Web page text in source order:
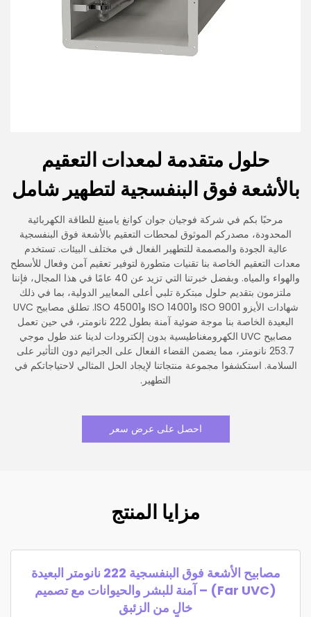
حلول متقدمة لمعدات التعقيم
بالأشعة فوق البنفسجية لتطهير شامل
مرحبًا بكم في شركة فوجيان جوان كوانغ يامينغ للطاقة الكهربائية
المحدودة، مصدركم الموثوق لمحطات التعقيم بالأشعة فوق البنفسجية
عالية الجودة والمصممة للتطهير الفعال في مختلف البيئات. تستخدم
معدات التعقيم الخاصة بنا تقنيات متطورة لتوفير تعقيم آمن وفعال للأسطح
والهواء والمياه. وبفضل خبرتنا التي تزيد عن 40 عامًا في هذا المجال، فإننا
ملتزمون بتقديم حلول مبتكرة تلبي أعلى المعايير الدولية، بما في ذلك
شهادات الأيزو ISO 9001 وISO 14001 وISO 45001. تطلق مصابيح UVC
البعيدة الخاصة بنا موجة ضوئية آمنة بطول 222 نانومتر، في حين تعمل
مصابيح UVC الكهرومغناطيسية بدون إلكترودات لدينا عند طول موجي
253.7 نانومتر، مما يضمن القضاء الفعال على الجراثيم دون التأثير على
السلامة. استكشفوا مجموعة منتجاتنا لإيجاد الحل المثالي لاحتياجاتكم في
التطهير.
احصل على عرض سعر
مزايا المنتج
مصابيح الأشعة فوق البنفسجية 222 نانومتر البعيدة
(Far UVC) – آمنة للبشر والحيوانات مع تصميم
خالٍ من الزئبق